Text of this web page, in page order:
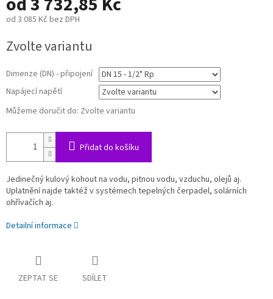
od 3 085 Kč bez DPH
cena:
Zvolte variantu
Dimenze (DN) - připojení
Napájecí napětí
Můžeme doručit do: Zvolte variantu
Přidat do košíku
Jedinečný kulový kohout na vodu, pitnou vodu, vzduchu, olejů aj.
Uplatnění najde taktéž v systémech tepelných čerpadel, solárních
ohřívačích aj.
Detailní informace
ZEPTAT SE SDÍLET